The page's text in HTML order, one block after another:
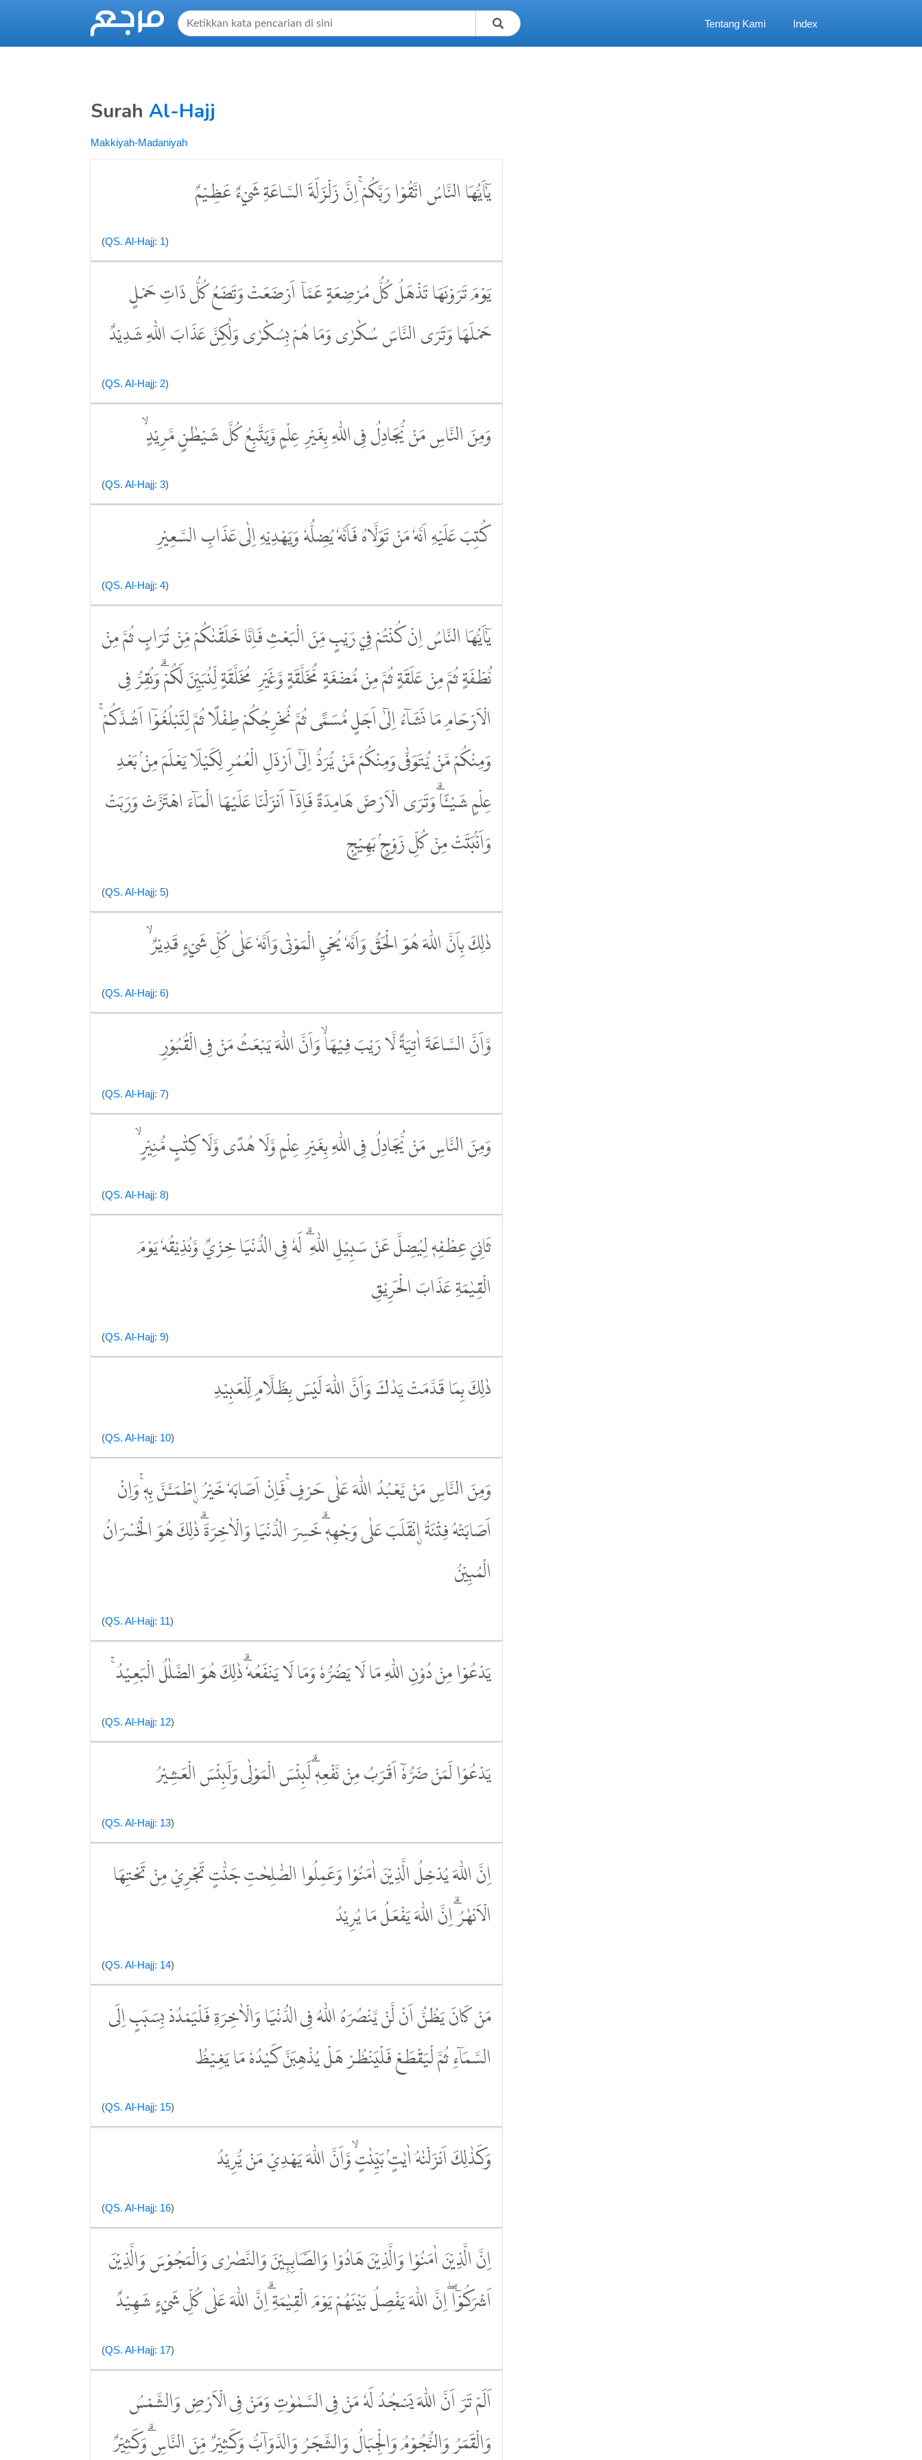
Tentang Kami Index
Surah Al-Hajj
Makkiyah-Madaniyah
يٰٓاَيُّهَا النَّاسُ اتَّقُوْا رَبَّكُمْۚ اِنَّ زَلْزَلَةَ السَّاعَةِ شَيْءٌ عَظِيْمٌ
(QS. Al-Hajj: 1)
يَوْمَ تَرَوْنَهَا تَذْهَلُ كُلُّ مُرْضِعَةٍ عَمَّآ اَرْضَعَتْ وَتَضَعُ كُلُّ ذَاتِ حَمْلٍ
حَمْلَهَا وَتَرَى النَّاسَ سُكٰرٰى وَمَا هُمْ بِسُكٰرٰى وَلٰكِنَّ عَذَابَ اللّٰهِ شَدِيْدٌ
(QS. Al-Hajj: 2)
وَمِنَ النَّاسِ مَنْ يُّجَادِلُ فِى اللّٰهِ بِغَيْرِ عِلْمٍ وَّيَتَّبِعُ كُلَّ شَيْطٰنٍ مَّرِيْدٍۙ
(QS. Al-Hajj: 3)
كُتِبَ عَلَيْهِ اَنَّهٗ مَنْ تَوَلَّاهُ فَاَنَّهٗ يُضِلُّهٗ وَيَهْدِيْهِ اِلٰى عَذَابِ السَّعِيْرِ
(QS. Al-Hajj: 4)
يٰٓاَيُّهَا النَّاسُ اِنْ كُنْتُمْ فِيْ رَيْبٍ مِّنَ الْبَعْثِ فَاِنَّا خَلَقْنٰكُمْ مِّنْ تُرَابٍ ثُمَّ مِنْ
نُّطْفَةٍ ثُمَّ مِنْ عَلَقَةٍ ثُمَّ مِنْ مُّضْغَةٍ مُّخَلَّقَةٍ وَّغَيْرِ مُخَلَّقَةٍ لِّنُبَيِّنَ لَكُمْۗ وَنُقِرُّ فِى
الْاَرْحَامِ مَا نَشَاۤءُ اِلٰٓى اَجَلٍ مُّسَمًّى ثُمَّ نُخْرِجُكُمْ طِفْلًا ثُمَّ لِتَبْلُغُوْٓا اَشُدَّكُمْۚ
وَمِنْكُمْ مَّنْ يُّتَوَفّٰى وَمِنْكُمْ مَّنْ يُّرَدُّ اِلٰٓى اَرْذَلِ الْعُمُرِ لِكَيْلَا يَعْلَمَ مِنْۢ بَعْدِ
عِلْمٍ شَيْـًٔاۗ وَتَرَى الْاَرْضَ هَامِدَةً فَاِذَآ اَنْزَلْنَا عَلَيْهَا الْمَاۤءَ اهْتَزَّتْ وَرَبَتْ
وَاَنْۢبَتَتْ مِنْ كُلِّ زَوْجٍۢ بَهِيْجٍ
(QS. Al-Hajj: 5)
ذٰلِكَ بِاَنَّ اللّٰهَ هُوَ الْحَقُّ وَاَنَّهٗ يُحْيِ الْمَوْتٰى وَاَنَّهٗ عَلٰى كُلِّ شَيْءٍ قَدِيْرٌ ۙ
(QS. Al-Hajj: 6)
وَّاَنَّ السَّاعَةَ اٰتِيَةٌ لَّا رَيْبَ فِيْهَاۙ وَاَنَّ اللّٰهَ يَبْعَثُ مَنْ فِى الْقُبُوْرِ
(QS. Al-Hajj: 7)
وَمِنَ النَّاسِ مَنْ يُّجَادِلُ فِى اللّٰهِ بِغَيْرِ عِلْمٍ وَّلَا هُدًى وَّلَا كِتٰبٍ مُّنِيْرٍ ۙ
(QS. Al-Hajj: 8)
ثَانِيَ عِطْفِهٖ لِيُضِلَّ عَنْ سَبِيْلِ اللّٰهِ ۗ لَهٗ فِى الدُّنْيَا خِزْيٌ وَّنُذِيْقُهٗ يَوْمَ
الْقِيٰمَةِ عَذَابَ الْحَرِيْقِ
(QS. Al-Hajj: 9)
ذٰلِكَ بِمَا قَدَّمَتْ يَدٰكَ وَاَنَّ اللّٰهَ لَيْسَ بِظَلَّامٍ لِّلْعَبِيْدِ
(QS. Al-Hajj: 10)
وَمِنَ النَّاسِ مَنْ يَّعْبُدُ اللّٰهَ عَلٰى حَرْفٍۚ فَاِنْ اَصَابَهٗ خَيْرُ ِۨاطْمَـَٔنَّ بِهٖۚ وَاِنْ
اَصَابَتْهُ فِتْنَةُ ِۨانْقَلَبَ عَلٰى وَجْهِهٖۗ خَسِرَ الدُّنْيَا وَالْاٰخِرَةَۗ ذٰلِكَ هُوَ الْخُسْرَانُ
الْمُبِيْنُ
(QS. Al-Hajj: 11)
يَدْعُوْا مِنْ دُوْنِ اللّٰهِ مَا لَا يَضُرُّهٗ وَمَا لَا يَنْفَعُهٗۗ ذٰلِكَ هُوَ الضَّلٰلُ الْبَعِيْدُ ۚ
(QS. Al-Hajj: 12)
يَدْعُوْا لَمَنْ ضَرُّهٗٓ اَقْرَبُ مِنْ نَّفْعِهٖۗ لَبِئْسَ الْمَوْلٰى وَلَبِئْسَ الْعَشِيْرُ
(QS. Al-Hajj: 13)
اِنَّ اللّٰهَ يُدْخِلُ الَّذِيْنَ اٰمَنُوْا وَعَمِلُوا الصّٰلِحٰتِ جَنّٰتٍ تَجْرِيْ مِنْ تَحْتِهَا
الْاَنْهٰرُۗ اِنَّ اللّٰهَ يَفْعَلُ مَا يُرِيْدُ
(QS. Al-Hajj: 14)
مَنْ كَانَ يَظُنُّ اَنْ لَّنْ يَّنْصُرَهُ اللّٰهُ فِى الدُّنْيَا وَالْاٰخِرَةِ فَلْيَمْدُدْ بِسَبَبٍ اِلَى
السَّمَاۤءِ ثُمَّ لْيَقْطَعْ فَلْيَنْظُرْ هَلْ يُذْهِبَنَّ كَيْدُهٗ مَا يَغِيْظُ
(QS. Al-Hajj: 15)
وَكَذٰلِكَ اَنْزَلْنٰهُ اٰيٰتٍۢ بَيِّنٰتٍۙ وَّاَنَّ اللّٰهَ يَهْدِيْ مَنْ يُّرِيْدُ
(QS. Al-Hajj: 16)
اِنَّ الَّذِيْنَ اٰمَنُوْا وَالَّذِيْنَ هَادُوْا وَالصَّابِـِٕيْنَ وَالنَّصٰرٰى وَالْمَجُوْسَ وَالَّذِيْنَ
اَشْرَكُوْٓا ۖاِنَّ اللّٰهَ يَفْصِلُ بَيْنَهُمْ يَوْمَ الْقِيٰمَةِۗ اِنَّ اللّٰهَ عَلٰى كُلِّ شَيْءٍ شَهِيْدٌ
(QS. Al-Hajj: 17)
اَلَمْ تَرَ اَنَّ اللّٰهَ يَسْجُدُ لَهٗ مَنْ فِى السَّمٰوٰتِ وَمَنْ فِى الْاَرْضِ وَالشَّمْسُ
وَالْقَمَرُ وَالنُّجُوْمُ وَالْجِبَالُ وَالشَّجَرُ وَالدَّوَاۤبُّ وَكَثِيْرٌ مِّنَ النَّاسِۗ وَكَثِيْرٌ